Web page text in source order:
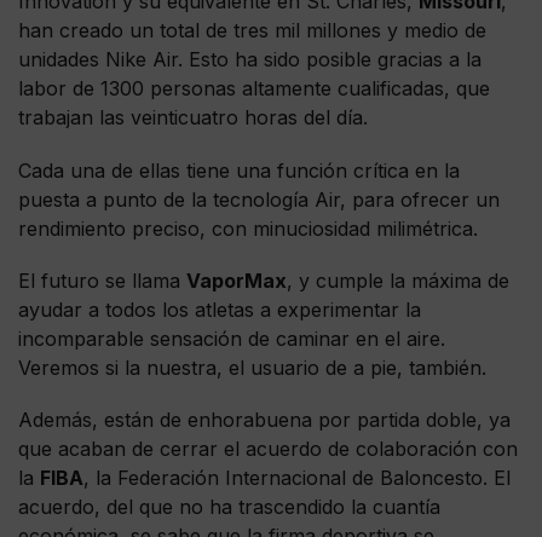
han creado un total de tres mil millones y medio de
unidades Nike Air. Esto ha sido posible gracias a la
labor de 1300 personas altamente cualificadas, que
trabajan las veinticuatro horas del día.
Cada una de ellas tiene una función crítica en la
puesta a punto de la tecnología Air, para ofrecer un
rendimiento preciso, con minuciosidad milimétrica.
El futuro se llama VaporMax, y cumple la máxima de
ayudar a todos los atletas a experimentar la
incomparable sensación de caminar en el aire.
Veremos si la nuestra, el usuario de a pie, también.
Además, están de enhorabuena por partida doble, ya
que acaban de cerrar el acuerdo de colaboración con
la FIBA, la Federación Internacional de Baloncesto. El
acuerdo, del que no ha trascendido la cuantía